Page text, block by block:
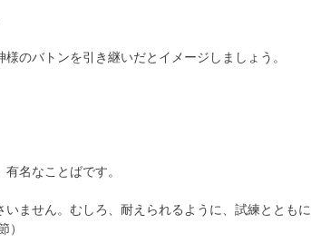
のバトンを引き継いだとイメージしましょう。
名なことばです。
ません。むしろ、耐えられるように、試練とともに